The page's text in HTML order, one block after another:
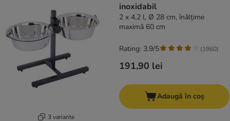
3 variante
inoxidabil
2 x 4,2 l, Ø 28 cm, înălțime
maximă 60 cm
191,90 lei
Rating: 3.9/5 (1960)
Adaugă în coș